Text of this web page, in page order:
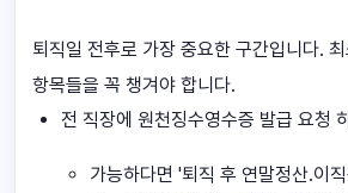
퇴직일 전후로 가장 중요한 구간입니다.
항목들을 꼭 챙겨야 합니다.
전 직장에 원천징수영수증 발급 요청
가능하다면 '퇴직 후 연말정산.이